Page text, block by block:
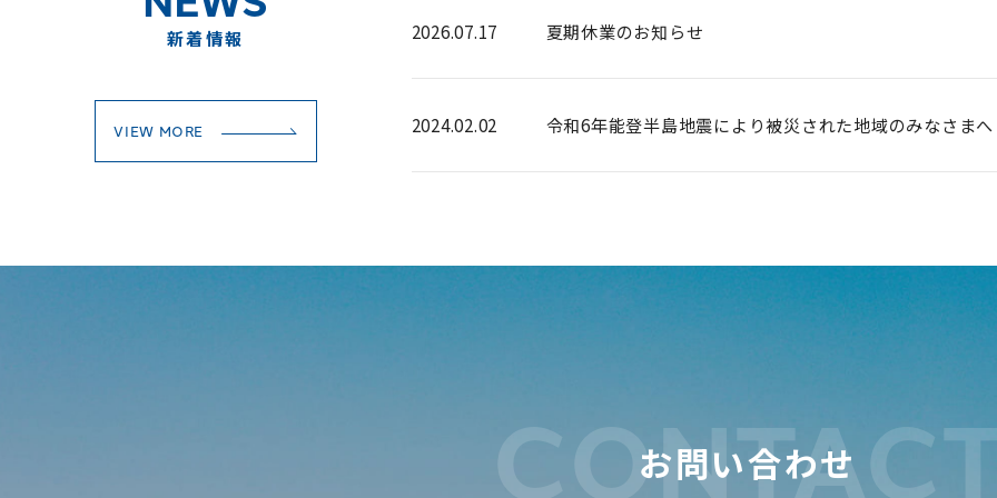
新着情報
VIEW MORE
2026.07.17 夏期休業のお知らせ
2024.02.02 令和6年能登半島地震により被災された地域のみなさまへ
お問い合わせ